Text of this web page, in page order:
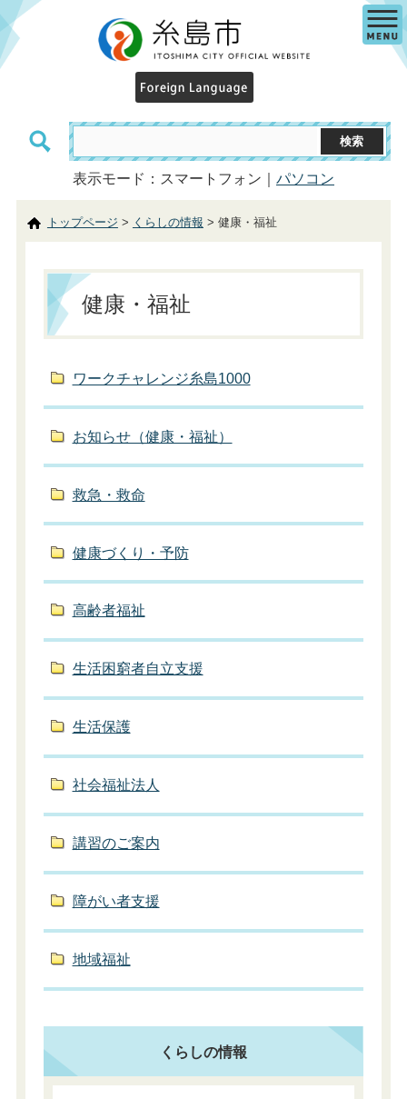
表示モード：スマートフォン｜ パソコン
トップページ > くらしの情報 > 健康・福祉
健康・福祉
ワークチャレンジ糸島1000
お知らせ（健康・福祉）
救急・救命
健康づくり・予防
高齢者福祉
生活困窮者自立支援
生活保護
社会福祉法人
講習のご案内
障がい者支援
地域福祉
くらしの情報